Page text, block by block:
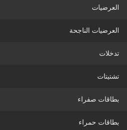
العرضيات
العرضيات الناجحة
تدخلات
تشتيتات
بطاقات صفراء
بطاقات حمراء